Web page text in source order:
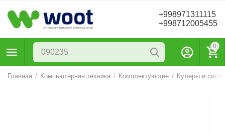
+998971311115
+998712005455
0
Главная / Компьютерная техника / Комплектующие / Кулеры и